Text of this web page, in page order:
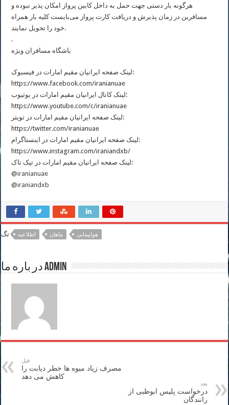
هرگونه بار دستی جهت حمل به داخل کابین پرواز امکان پذیر نبوده و
مسافرین در زمان پذیرش و دریافت کارت پرواز می‌بایست کلیه بار همراه
خود را تحویل نمایند.
.
باشگاه مسافران ویژه
لینک صفحه ایرانیان مقیم امارات در فیسبوک:
https://www.facebook.com/iranianuae
لینک کانال ایرانیان مقیم امارات در یوتیوب:
https://www.youtube.com/c/iranianuae
لینک صفحه ایرانیان مقیم امارات در تویتر:
https://twitter.com/iranianuae
لینک صفحه ایرانیان مقیم امارات در اینستاگرام:
https://www.instagram.com/iraniandxb/
لینک صفحه ایرانیان مقیم امارات در تیک تاک:
@iranianuae
@iraniandxb
تگ اطلاعیه ماهان هواپیمایی
در باره ما admin
قبل
مصرف زیاد میوه ها خطر دیابت را
کاهش می دهد
بعد
درخواست پلیس ابوظبی از
رانندگان